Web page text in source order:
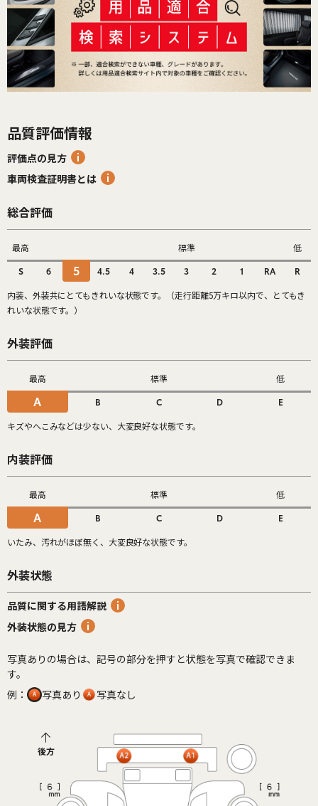
品質評価情報
評価点の見方
車両検査証明書とは
総合評価
最高 標準 低
S 6 5 4.5 4 3.5 3 2 1 RA R
内装、外装共にとてもきれいな状態です。（走行距離5万キロ以内で、とてもき
れいな状態です。）
外装評価
最高 標準 低
A B C D E
キズやへこみなどは少ない、大変良好な状態です。
内装評価
最高 標準 低
A B C D E
いたみ、汚れがほぼ無く、大変良好な状態です。
外装状態
品質に関する用語解説
外装状態の見方
写真ありの場合は、記号の部分を押すと状態を写真で確認できま
す。
例：
写真あり 写真なし
後方